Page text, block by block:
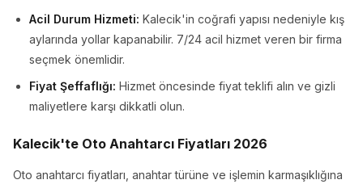
Acil Durum Hizmeti: Kalecik'in coğrafi yapısı nedeniyle kış
aylarında yollar kapanabilir. 7/24 acil hizmet veren bir firma
seçmek önemlidir.
Fiyat Şeffaflığı: Hizmet öncesinde fiyat teklifi alın ve gizli
maliyetlere karşı dikkatli olun.
Kalecik'te Oto Anahtarcı Fiyatları 2026
Oto anahtarcı fiyatları, anahtar türüne ve işlemin karmaşıklığına